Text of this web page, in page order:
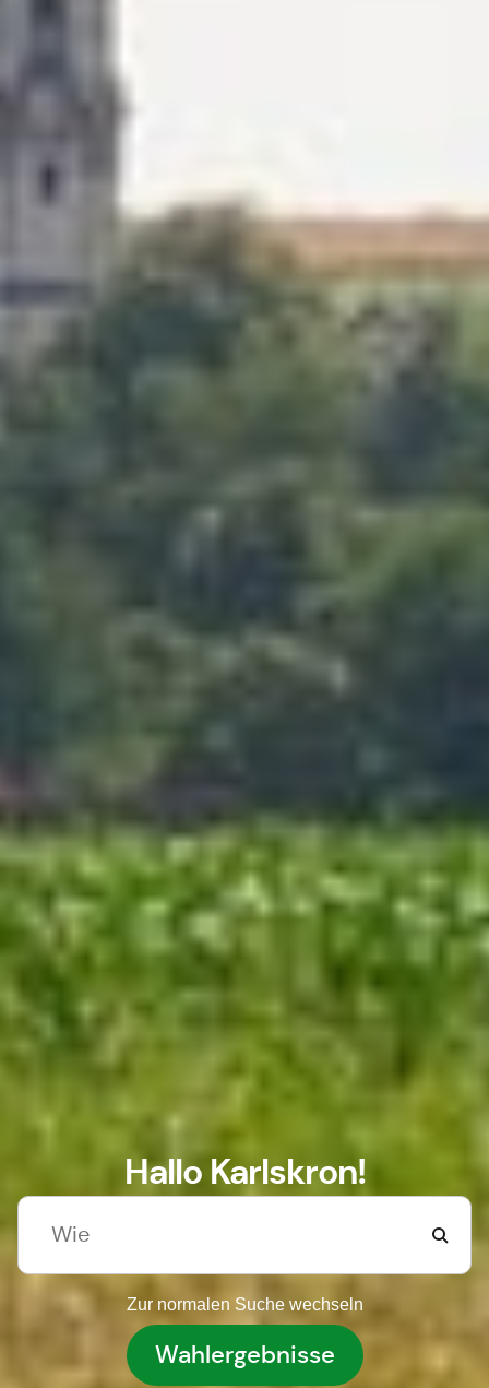
Hallo Karlskron!
Zur normalen Suche wechseln
Wahlergebnisse